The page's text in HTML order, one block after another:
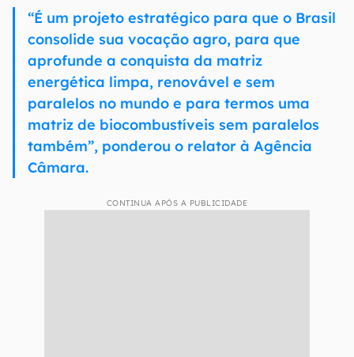
“É um projeto estratégico para que o Brasil
consolide sua vocação agro, para que
aprofunde a conquista da matriz
energética limpa, renovável e sem
paralelos no mundo e para termos uma
matriz de biocombustíveis sem paralelos
também”, ponderou o relator à Agência
Câmara.
CONTINUA APÓS A PUBLICIDADE